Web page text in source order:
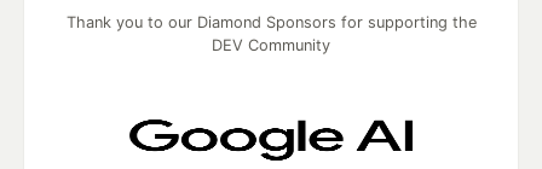
Thank you to our Diamond Sponsors for supporting the
DEV Community